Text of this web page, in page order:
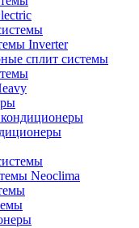
Inverter
сплит системы
Neoclima